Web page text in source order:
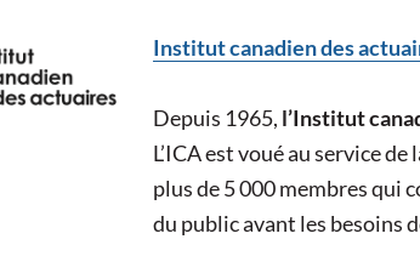
Institut canadien des
Depuis 1965, l’Institut
L’ICA est voué au service
plus de 5 000 membres qui
du public avant les besoins